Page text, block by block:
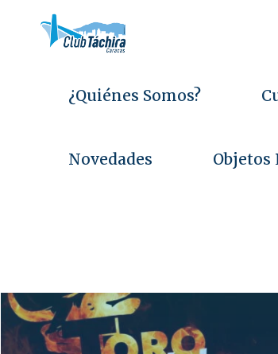
¿Quiénes Somos?
Novedades Objetos